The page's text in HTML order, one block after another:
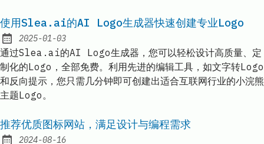
使用Slea.ai的AI Logo生成器快速创建专业Logo
Published:
2025-01-03
通过Slea.ai的AI Logo生成器，您可以轻松设计高质量、定
制化的Logo，全部免费。利用先进的编辑工具，如文字转Logo
和反向提示，您只需几分钟即可创建出适合互联网行业的小浣熊
主题Logo。
推荐优质图标网站，满足设计与编程需求
2024-08-16